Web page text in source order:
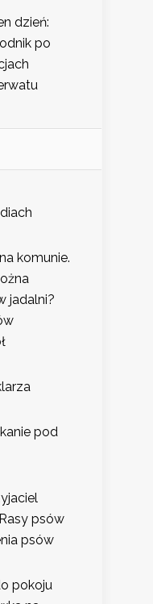
dzień:
po
komunie.
jadalni?
pod
psów
psów
pokoju